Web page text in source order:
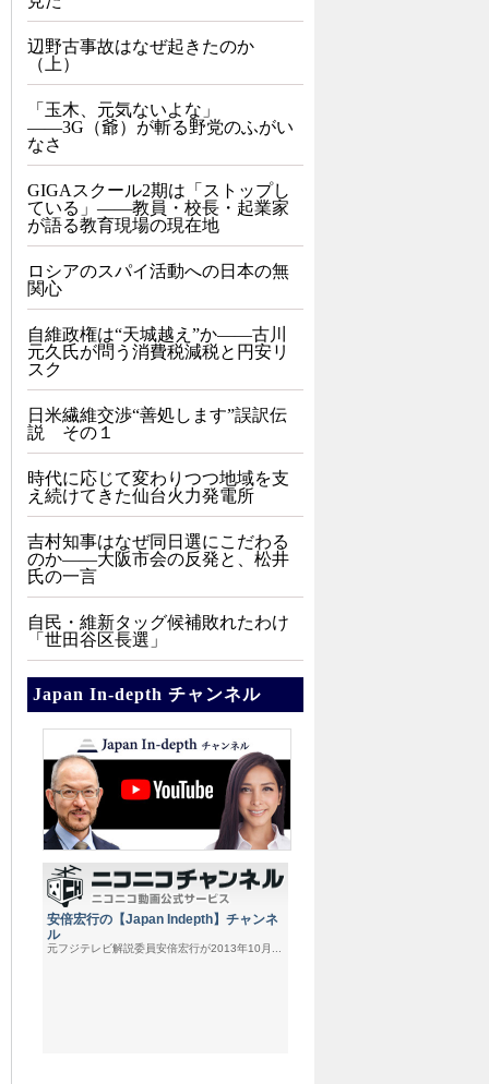
辺野古事故はなぜ起きたのか
（上）
「玉木、元気ないよな」
――3G（爺）が斬る野党のふがい
なさ
GIGAスクール2期は「ストップし
ている」——教員・校長・起業家
が語る教育現場の現在地
ロシアのスパイ活動への日本の無
関心
自維政権は“天城越え”か――古川
元久氏が問う消費税減税と円安リ
スク
日米繊維交渉“善処します”誤訳伝
説 その１
時代に応じて変わりつつ地域を支
え続けてきた仙台火力発電所
吉村知事はなぜ同日選にこだわる
のか――大阪市会の反発と、松井
氏の一言
自民・維新タッグ候補敗れたわけ
「世田谷区長選」
Japan In-depth チャンネル